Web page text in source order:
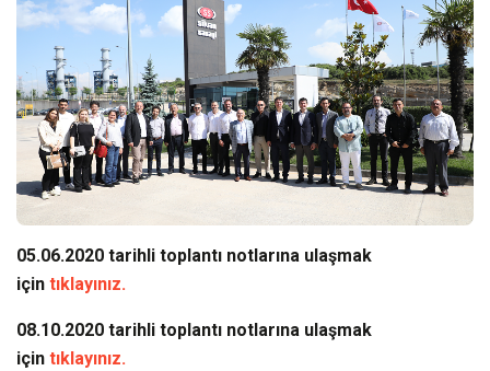
05.06.2020 tarihli toplantı notlarına ulaşmak
için tıklayınız.
08.10.2020 tarihli toplantı notlarına ulaşmak
için tıklayınız.